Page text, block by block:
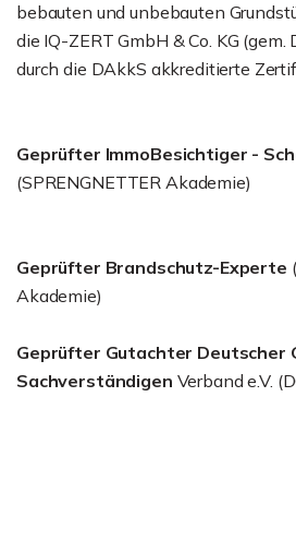
bebauten und unbebauten
die IQ-ZERT GmbH & Co. KG
durch die DAkkS akkreditierte
Geprüfter ImmoBesichtiger -
(SPRENGNETTER Akademie)
Geprüfter Brandschutz-Experte
Akademie)
Geprüfter Gutachter Deutscher
Sachverständigen Verband e.V.